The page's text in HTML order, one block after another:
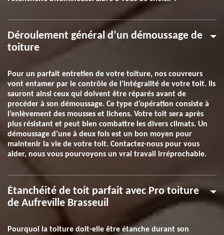
Déroulement général d’un démoussage de
toiture
Pour un parfait entretien de votre toiture, nos couvreurs
vont entamer par le contrôle de l’intégralité de votre toit. Ils
sauront ainsi ceux qui doivent être réparés avant de
procéder à son démoussage. Ce type d’opération consiste à
l’enlèvement des mousses et lichens. Votre toit sera après
plus résistant et peut bien combattre les divers climats. Un
démoussage d’une à deux fois est un bon moyen pour
maintenir la vie de votre toit. Contactez-nous pour vous
aider, nous vous pourvoyons un vrai travail irréprochable.
Étanchéité de toit parfait avec Pro toiture
de Aufreville Brasseuil
Pourquoi la toiture doit-elle être étanche durant son